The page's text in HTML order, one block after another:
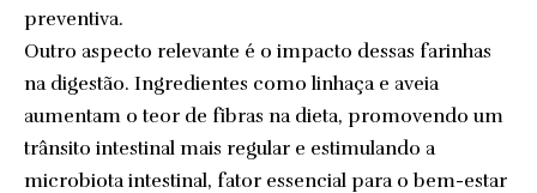
preventiva.
Outro aspecto relevante é o impacto dessas farinhas
na digestão. Ingredientes como linhaça e aveia
aumentam o teor de fibras na dieta, promovendo um
trânsito intestinal mais regular e estimulando a
microbiota intestinal, fator essencial para o bem-estar